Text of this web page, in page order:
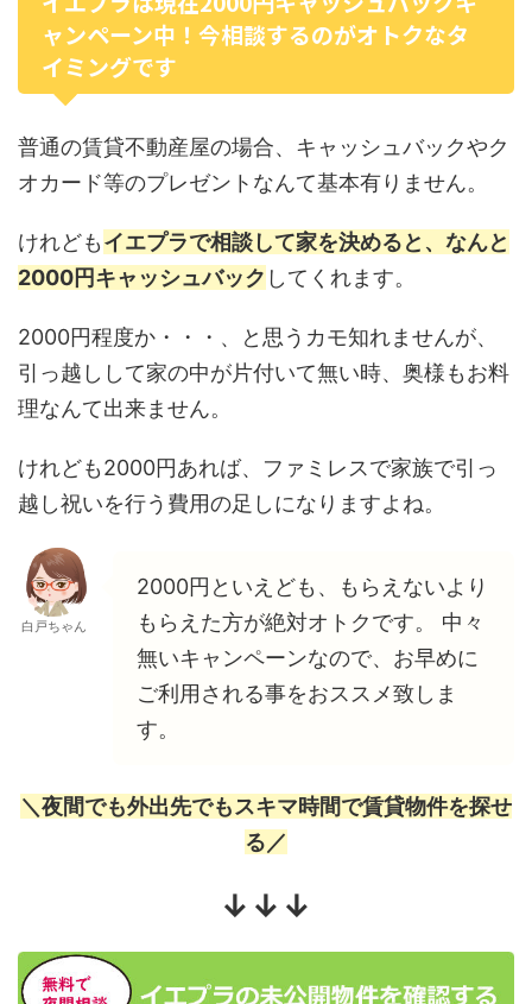
ャンペーン中！今相談するのがオトクなタ
イミングです
普通の賃貸不動産屋の場合、キャッシュバックやク
オカード等のプレゼントなんて基本有りません。
けれどもイエプラで相談して家を決めると、なんと
2000円キャッシュバック してくれます。
2000円程度か・・・、と思うカモ知れませんが、
引っ越しして家の中が片付いて無い時、奥様もお料
理なんて出来ません。
けれども2000円あれば、ファミレスで家族で引っ
越し祝いを行う費用の足しになりますよね。
白戸ちゃん
2000円といえども、もらえないより
もらえた方が絶対オトクです。 中々
無いキャンペーンなので、お早めに
ご利用される事をおススメ致しま
す。
＼夜間でも外出先でもスキマ時間で賃貸物件を探せ
る／
↓↓↓